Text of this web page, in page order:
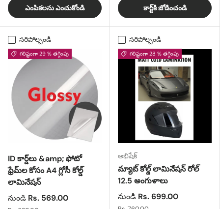
ఎంపికలను ఎంచుకోండి కార్ట్‌కి జోడించండి
సరిపోల్చండి
గరిష్టంగా 29 % తగ్గింపు
ID కార్డ్‌లు &amp; ఫోటో
ఫ్రేమ్‌ల కోసం A4 గ్లోసీ కోల్డ్
లామినేషన్
నుండి Rs. 569.00
సరిపోల్చండి
గరిష్టంగా 28 % తగ్గింపు
అభిషేక్
మ్యాట్ కోల్డ్ లామినేషన్ రోల్
12.5 అంగుళాలు
నుండి Rs. 699.00